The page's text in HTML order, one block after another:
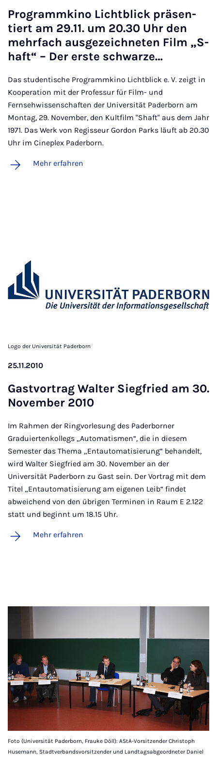
Pro­gramm­ki­no Licht­blick prä­sen­
tiert am 29.11. um 20.30 Uhr den
mehr­fach aus­ge­zeich­ne­ten Film „S­
haft“ – Der ers­te schwa­r­ze…
Das studentische Programmkino Lichtblick e. V. zeigt in
Kooperation mit der Professur für Film- und
Fernsehwissenschaften der Universität Paderborn am
Montag, 29. November, den Kultfilm "Shaft" aus dem Jahr
1971. Das Werk von Regisseur Gordon Parks läuft ab 20.30
Uhr im Cineplex Paderborn.
Mehr erfahren
Logo der Universität Paderborn
25.11.2010
Gast­vor­trag Wal­ter Sieg­fried am 30.
No­vem­ber 2010
Im Rahmen der Ringvorlesung des Paderborner
Graduiertenkollegs „Automatismen“, die in diesem
Semester das Thema „Entautomatisierung“ behandelt,
wird Walter Siegfried am 30. November an der
Universität Paderborn zu Gast sein. Der Vortrag mit dem
Titel „Entautomatisierung am eigenen Leib“ findet
abweichend von den übrigen Terminen in Raum E 2.122
statt und beginnt um 18.15 Uhr.
Mehr erfahren
Foto (Universität Paderborn, Frauke Döll): AStA-Vorsitzender Christoph
Husemann, Stadtverbandsvorsitzender und Landtagsabgeordneter Daniel